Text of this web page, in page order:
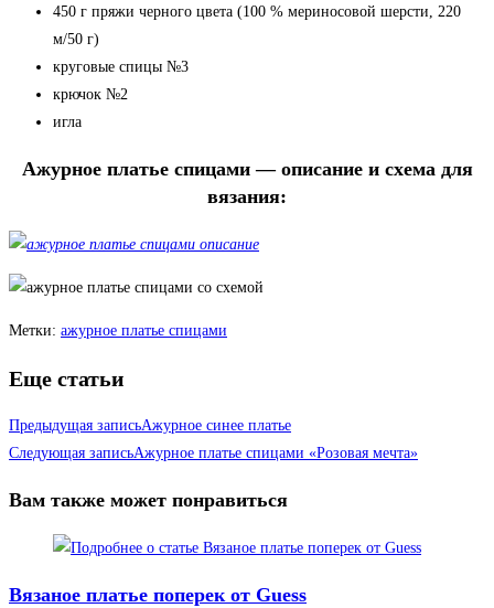
450 г пряжи черного цвета (100 % мериносовой шерсти, 220
м/50 г)
круговые спицы №3
крючок №2
игла
Ажурное платье спицами — описание и схема для
вязания:
Метки: ажурное платье спицами
Еще статьи
Предыдущая записьАжурное синее платье
Следующая записьАжурное платье спицами «Розовая мечта»
Вам также может понравиться
Вязаное платье поперек от Guess